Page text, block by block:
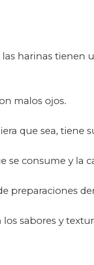
las harinas
malos ojos.
que sea, tiene
se consume y la
preparaciones
sabores y